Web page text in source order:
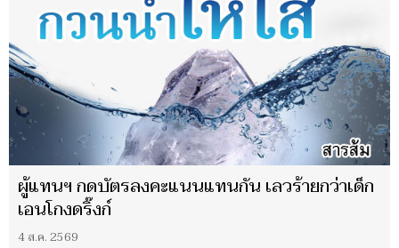
ผู้แทนฯ กดบัตรลงคะแนนแทนกัน เลวร้ายกว่าเด็ก
เอนโกงดริ๊งก์
4 ส.ค. 2569